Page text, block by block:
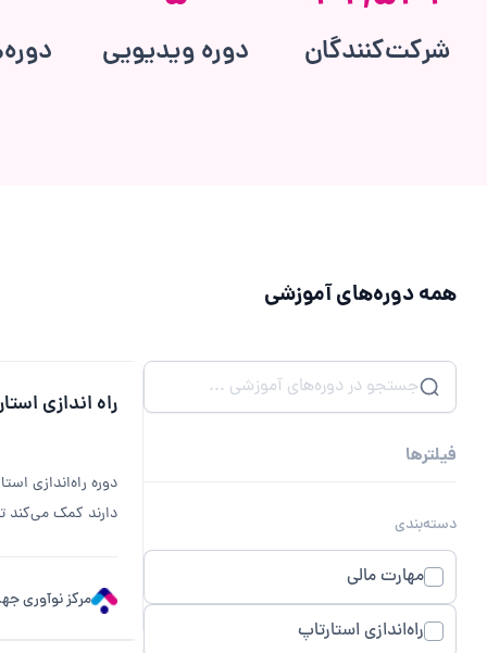
شرکت‌کنندگان دوره ویدیویی
همه دوره‌های آموزشی
فیلترها
دسته‌بندی
مهارت مالی
راه‌اندازی استارتاپ
راه اندازی
دوره راه‌اندازی
دارند کمک می‌کند
مرکز نوآوری